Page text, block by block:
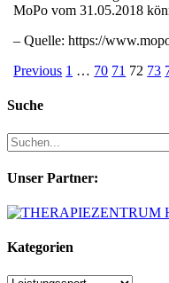
MoPo vom 31.05.2018
– Quelle: https://
Previous 1 … 70 71 72 73
Suche
Unser Partner:
Kategorien